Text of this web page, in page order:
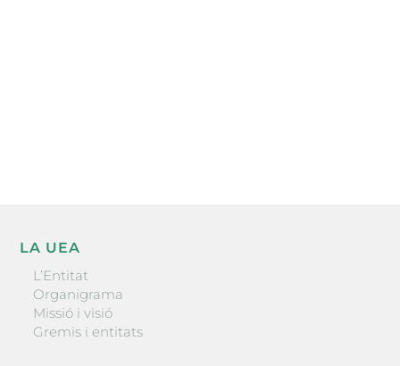
LA UEA
L’Entitat
Organigrama
Missió i visió
Gremis i entitats